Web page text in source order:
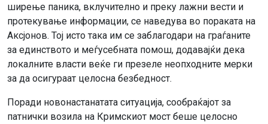
ширење паника, вклучително и преку лажни вести и
протекување информации, се наведува во пораката на
Аксјонов. Тој исто така им се заблагодари на граѓаните
за единството и меѓусебната помош, додавајќи дека
локалните власти веќе ги презеле неопходните мерки
за да осигураат целосна безбедност.
Поради новонастанатата ситуација, сообраќајот за
патнички возила на Кримскиот мост беше целосно